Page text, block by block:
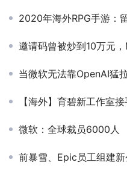
2020年海外RPG手游：
邀请码曾被炒到10万元
当微软无法靠OpenAI猛拉云
【海外】育碧新工作室接手
微软：全球裁员6000人
前暴雪、Epic员工组建新公